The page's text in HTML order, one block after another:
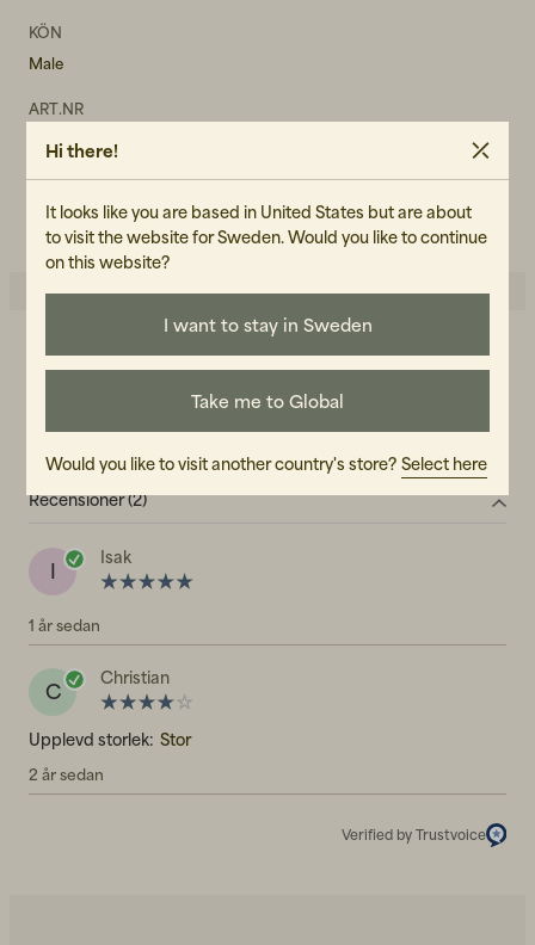
KÖN
Male
ART.NR
102363-060
SKÖTSELRÅD
LÄS VÅR CARE GUIDE
4.5
3☆
1 ☆
Recensioner (2)
I
Isak
1 år sedan
C
Christian
Upplevd storlek: Stor
2 år sedan
Verified by Trustvoice
Hi there!
It looks like you are based in United States but are about
to visit the website for Sweden. Would you like to continue
on this website?
I want to stay in Sweden
Take me to Global
Would you like to visit another country's store? Select here